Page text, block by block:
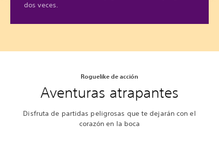
dos veces.
Roguelike de acción
Aventuras atrapantes
Disfruta de partidas peligrosas que te dejarán con el
corazón en la boca